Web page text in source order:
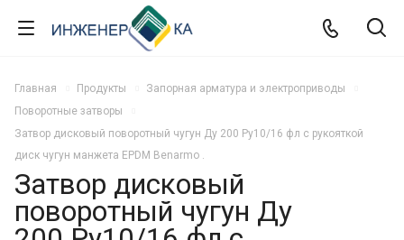
Главная Продукты
Запорная арматура и электроприводы
Поворотные затворы
Затвор дисковый поворотный чугун Ду 200 Ру10/16 фл с рукояткой
диск чугун манжета EPDM Benarmo .
Затвор дисковый
поворотный чугун Ду